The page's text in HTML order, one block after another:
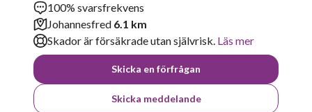
100% svarsfrekvens
Johannesfred 6.1 km
Skador är försäkrade utan självrisk. Läs mer
Skicka en förfrågan
Skicka meddelande